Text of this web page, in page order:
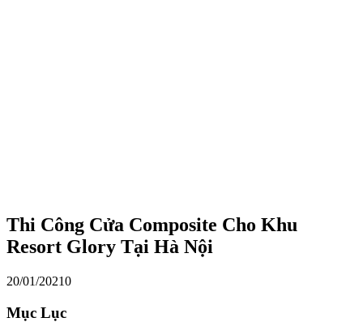
Thi Công Cửa Composite Cho Khu
Resort Glory Tại Hà Nội
20/01/20210
Mục Lục